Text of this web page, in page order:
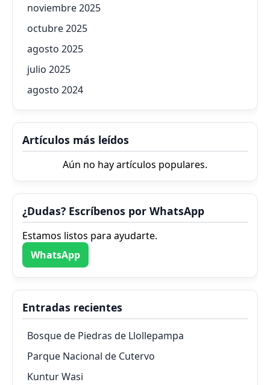
noviembre 2025
octubre 2025
agosto 2025
julio 2025
agosto 2024
Artículos más leídos
Aún no hay artículos populares.
¿Dudas? Escríbenos por WhatsApp
Estamos listos para ayudarte.
WhatsApp
Entradas recientes
Bosque de Piedras de Llollepampa
Parque Nacional de Cutervo
Kuntur Wasi